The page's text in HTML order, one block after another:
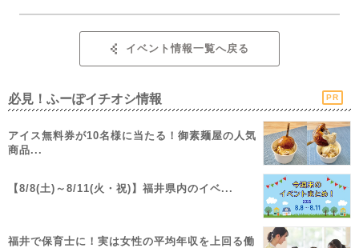
イベント情報一覧へ戻る
必見！ふーぽイチオシ情報 PR
アイス無料券が10名様に当たる！御素麺屋の人気
商品...
【8/8(土)～8/11(火・祝)】福井県内のイベ...
福井で保育士に！実は女性の平均年収を上回る働